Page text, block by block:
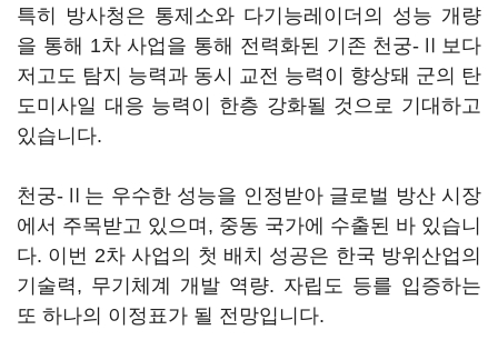
특히 방사청은 통제소와 다기능레이더의 성능 개량
을 통해 1차 사업을 통해 전력화된 기존 천궁-Ⅱ보다
저고도 탐지 능력과 동시 교전 능력이 향상돼 군의 탄
도미사일 대응 능력이 한층 강화될 것으로 기대하고
있습니다.
천궁-Ⅱ는 우수한 성능을 인정받아 글로벌 방산 시장
에서 주목받고 있으며, 중동 국가에 수출된 바 있습니
다. 이번 2차 사업의 첫 배치 성공은 한국 방위산업의
기술력, 무기체계 개발 역량. 자립도 등를 입증하는
또 하나의 이정표가 될 전망입니다.